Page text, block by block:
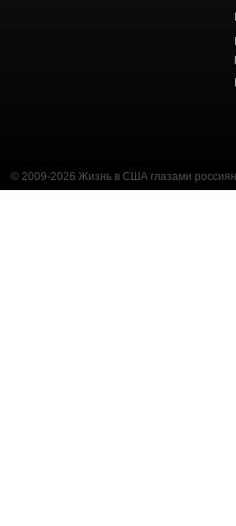
© 2009-2026 Жизнь в США глазами